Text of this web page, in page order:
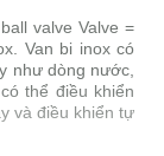
valve Valve =
Van bi inox có
như dòng nước,
thể điều khiển
và điều khiển tự